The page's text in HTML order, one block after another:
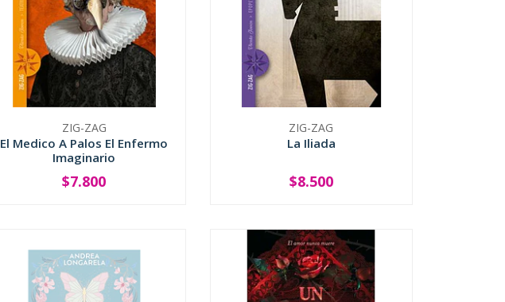
ZIG-ZAG
El Medico A Palos El Enfermo
Imaginario
+
$7.800
ZIG-ZAG
La Iliada
+
$8.500